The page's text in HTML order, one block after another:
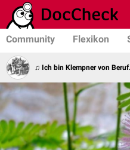
Community Flexikon
♫ Ich bin Klempner von